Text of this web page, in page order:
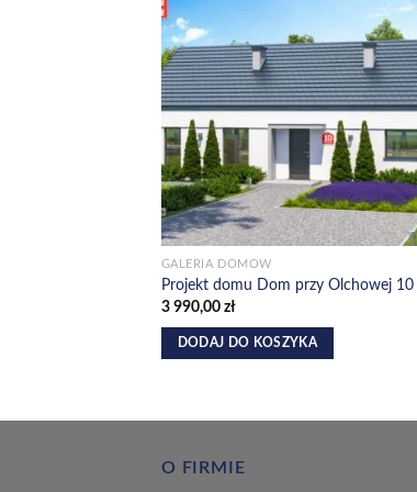
Dodaj do
ulubionych!
GALERIA DOMÓW
Projekt domu Dom przy Olchowej 10
3 990,00 zł
DODAJ DO KOSZYKA
O FIRMIE